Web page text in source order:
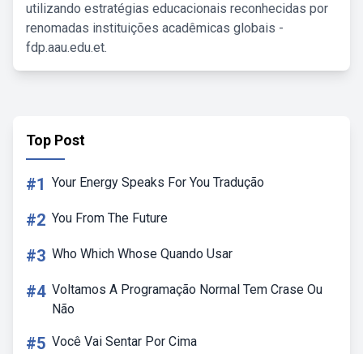
utilizando estratégias educacionais reconhecidas por
renomadas instituições acadêmicas globais -
fdp.aau.edu.et.
Top Post
#1 Your Energy Speaks For You Tradução
#2 You From The Future
#3 Who Which Whose Quando Usar
#4 Voltamos A Programação Normal Tem Crase Ou
Não
#5 Você Vai Sentar Por Cima